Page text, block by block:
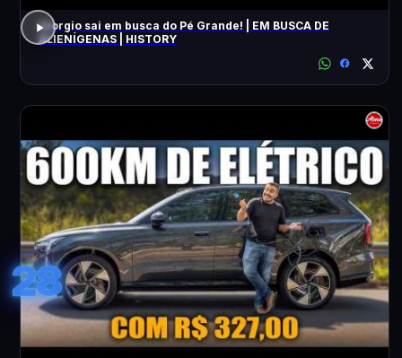
Giorgio sai em busca do Pé Grande! | EM BUSCA DE
ALIENÍGENAS | HISTORY
28